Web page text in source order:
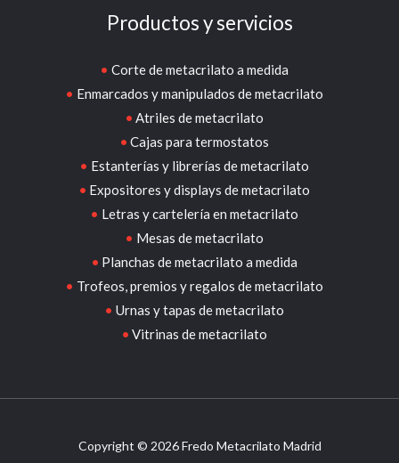
Productos y servicios
Corte de metacrilato a medida
Enmarcados y manipulados de metacrilato
Atriles de metacrilato
Cajas para termostatos
Estanterías y librerías de metacrilato
Expositores y displays de metacrilato
Letras y cartelería en metacrilato
Mesas de metacrilato
Planchas de metacrilato a medida
Trofeos, premios y regalos de metacrilato
Urnas y tapas de metacrilato
Vitrinas de metacrilato
Copyright © 2026 Fredo Metacrilato Madrid